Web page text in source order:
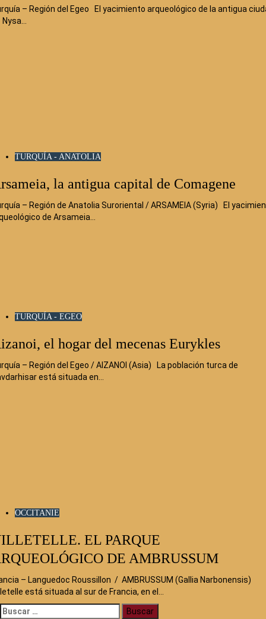
– Región del Egeo El yacimiento arqueológico de la antigua
Nysa…
TURQUÍA - ANATOLIA
la antigua capital de Comagene
– Región de Anatolia Suroriental / ARSAMEIA (Syria) El
de Arsameia…
TURQUÍA - EGEO
el hogar del mecenas Eurykles
– Región del Egeo / AIZANOI (Asia) La población turca de
está situada en…
OCCITANIE
EL PARQUE
DE AMBRUSSUM
– Languedoc Roussillon / AMBRUSSUM (Gallia Narbonensis)
está situada al sur de Francia, en el…
Buscar: